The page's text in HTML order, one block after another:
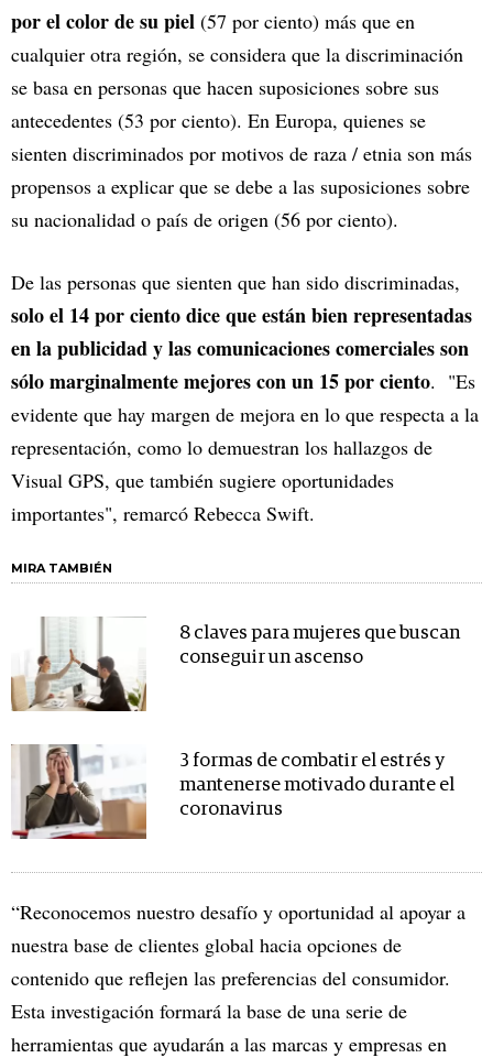
por el color de su piel (57 por ciento) más que en
cualquier otra región, se considera que la discriminación
se basa en personas que hacen suposiciones sobre sus
antecedentes (53 por ciento). En Europa, quienes se
sienten discriminados por motivos de raza / etnia son más
propensos a explicar que se debe a las suposiciones sobre
su nacionalidad o país de origen (56 por ciento).
De las personas que sienten que han sido discriminadas,
solo el 14 por ciento dice que están bien representadas
en la publicidad y las comunicaciones comerciales son
sólo marginalmente mejores con un 15 por ciento. "Es
evidente que hay margen de mejora en lo que respecta a la
representación, como lo demuestran los hallazgos de
Visual GPS, que también sugiere oportunidades
importantes", remarcó Rebecca Swift.
MIRA TAMBIÉN
8 claves para mujeres que buscan
conseguir un ascenso
3 formas de combatir el estrés y
mantenerse motivado durante el
coronavirus
“Reconocemos nuestro desafío y oportunidad al apoyar a
nuestra base de clientes global hacia opciones de
contenido que reflejen las preferencias del consumidor.
Esta investigación formará la base de una serie de
herramientas que ayudarán a las marcas y empresas en